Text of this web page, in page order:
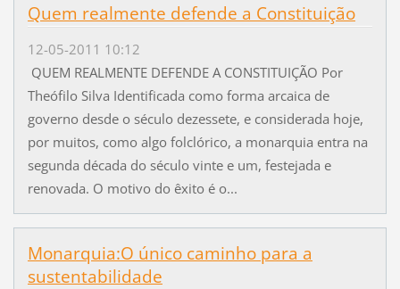
Quem realmente defende a Constituição
12-05-2011 10:12
QUEM REALMENTE DEFENDE A CONSTITUIÇÃO Por
Theófilo Silva Identificada como forma arcaica de
governo desde o século dezessete, e considerada hoje,
por muitos, como algo folclórico, a monarquia entra na
segunda década do século vinte e um, festejada e
renovada. O motivo do êxito é o...
Monarquia:O único caminho para a
sustentabilidade